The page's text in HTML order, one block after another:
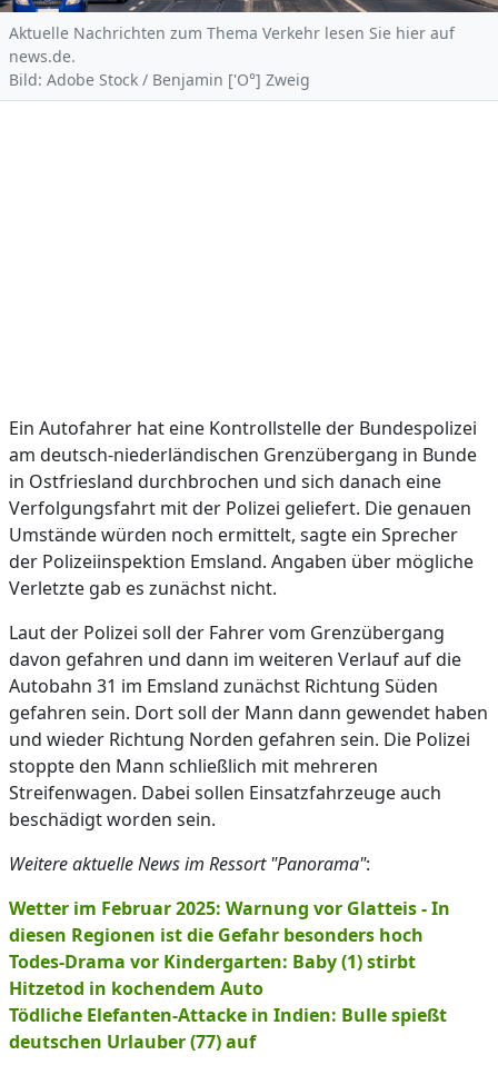
Aktuelle Nachrichten zum Thema Verkehr lesen Sie hier auf
news.de.
Bild: Adobe Stock / Benjamin ['O°] Zweig
Ein Autofahrer hat eine Kontrollstelle der Bundespolizei
am deutsch-niederländischen Grenzübergang in Bunde
in Ostfriesland durchbrochen und sich danach eine
Verfolgungsfahrt mit der Polizei geliefert. Die genauen
Umstände würden noch ermittelt, sagte ein Sprecher
der Polizeiinspektion Emsland. Angaben über mögliche
Verletzte gab es zunächst nicht.
Laut der Polizei soll der Fahrer vom Grenzübergang
davon gefahren und dann im weiteren Verlauf auf die
Autobahn 31 im Emsland zunächst Richtung Süden
gefahren sein. Dort soll der Mann dann gewendet haben
und wieder Richtung Norden gefahren sein. Die Polizei
stoppte den Mann schließlich mit mehreren
Streifenwagen. Dabei sollen Einsatzfahrzeuge auch
beschädigt worden sein.
Weitere aktuelle News im Ressort "Panorama":
Wetter im Februar 2025: Warnung vor Glatteis - In
diesen Regionen ist die Gefahr besonders hoch
Todes-Drama vor Kindergarten: Baby (1) stirbt
Hitzetod in kochendem Auto
Tödliche Elefanten-Attacke in Indien: Bulle spießt
deutschen Urlauber (77) auf